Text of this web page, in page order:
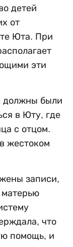
детей
от
Юта. При
эти
должны были
в Юту, где
с отцом.
жестоком
записи,
что
помощь, и